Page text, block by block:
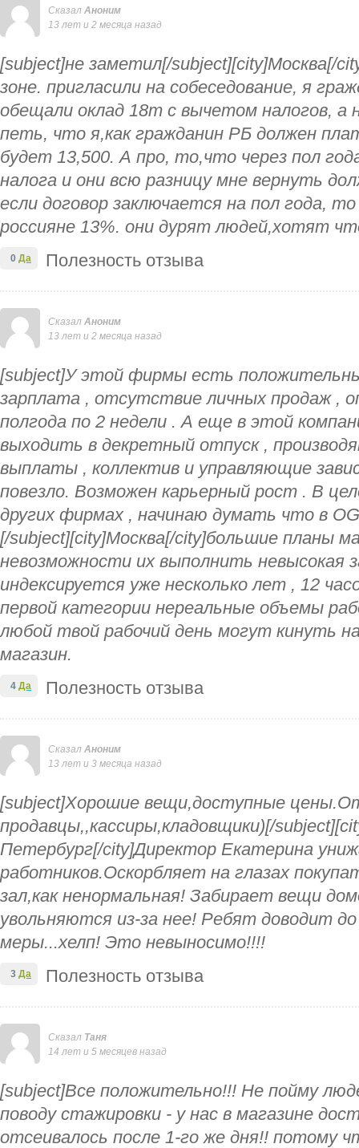
Сказал Аноним
13 лет и 2 месяца назад
[subject]не заметил[/subject][city]Москва[/
зоне. пригласили на собеседование, я
обещали оклад 18т с вычетом налогов, а
петь, что я,как гражданин РБ должен
будет 13,500. А про, то,что через пол
налога и они всю разницу мне вернуть
если договор заключается на пол года,
россияне 13%. они дурят людей,хотят
Полезность отзыва
0 Да
Сказал Аноним
13 лет и 2 месяца назад
[subject]У этой фирмы есть
зарплата , отсутствие личных продаж ,
полгода по 2 недели . А еще в этой
выходить в декретный отпуск ,
выплаты , коллектив и управляющие
повезло. Возможен карьерный рост . В
других фирмах , начинаю думать что в
[/subject][city]Москва[/city]большие планы
невозможности их выполнить невысокая
индексируется уже несколько лет , 12
первой категории нереальные объемы
любой твой рабочий день могут кинуть
магазин.
Полезность отзыва
4 Да
Сказал Аноним
13 лет и 3 месяца назад
[subject]Хорошие вещи,доступные
продавцы,,кассиры,кладовщики)[/
Петербург[/city]Директор Екатерина
работников.Оскорбляет на глазах
зал,как ненормальная! Забирает вещи
увольняются из-за нее! Ребят доводит
меры...хелп! Это невыносимо!!!!
Полезность отзыва
3 Да
Сказал Таня
14 лет и 5 месяцев назад
[subject]Все положительно!!! Не пойму
поводу стажировки - у нас в магазине
отсеивалось после 1-го же дня!! потому